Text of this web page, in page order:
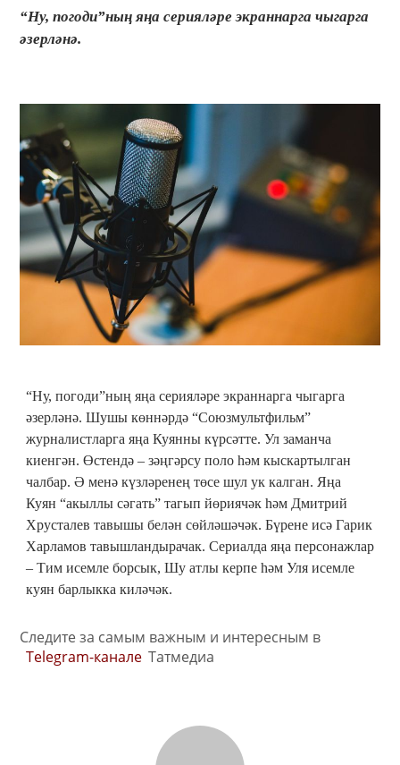
“Ну, погоди”ның яңа серияләре экраннарга чыгарга
әзерләнә.
“Ну, погоди”ның яңа серияләре экраннарга чыгарга
әзерләнә. Шушы көннәрдә “Союзмультфильм”
журналистларга яңа Куянны күрсәтте. Ул заманча
киенгән. Өстендә – зәңгәрсу поло һәм кыскартылган
чалбар. Ә менә күзләренең төсе шул ук калган. Яңа
Куян “акыллы сәгать” тагып йөриячәк һәм Дмитрий
Хрусталев тавышы белән сөйләшәчәк. Бүрене исә Гарик
Харламов тавышландырачак. Сериалда яңа персонажлар
– Тим исемле борсык, Шу атлы керпе һәм Уля исемле
куян барлыкка киләчәк.
Следите за самым важным и интересным в
Telegram-канале Татмедиа